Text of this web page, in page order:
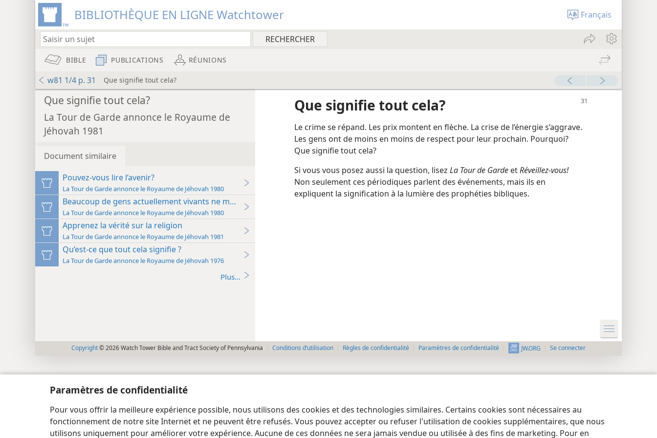
Paramètres de confidentialité
Pour vous offrir la meilleure expérience possible, nous utilisons des cookies et des technologies similaires. Certains cookies sont nécessaires au
fonctionnement de notre site Internet et ne peuvent être refusés. Vous pouvez accepter ou refuser l'utilisation de cookies supplémentaires, que nous
utilisons uniquement pour améliorer votre expérience. Aucune de ces données ne sera jamais vendue ou utilisée à des fins de marketing. Pour en
BIBLIOTHÈQUE EN LIGNE Watchtower Français
BIBLE PUBLICATIONS RÉUNIONS
w81 1/4 p. 31 Que signifie tout cela?
Que signifie tout cela?
La Tour de Garde annonce le Royaume de
Jéhovah 1981
Document similaire
Pouvez-vous lire l’avenir?
La Tour de Garde annonce le Royaume de Jéhovah 1980
Beaucoup de gens actuellement vivants ne mourront jamais
La Tour de Garde annonce le Royaume de Jéhovah 1980
Apprenez la vérité sur la religion
La Tour de Garde annonce le Royaume de Jéhovah 1981
Qu’est-ce que tout cela signifie ?
La Tour de Garde annonce le Royaume de Jéhovah 1976
Plus…
Que signifie tout cela?
Le crime se répand. Les prix montent en flèche. La crise de l’énergie s’aggrave.
Les gens ont de moins en moins de respect pour leur prochain. Pourquoi?
Que signifie tout cela?
Si vous vous posez aussi la question, lisez La Tour de Garde etRéveillez-vous!
Non seulement ces périodiques parlent des événements, mais ils en
expliquent la signification à la lumière des prophéties bibliques.
Copyright© 2026 Watch Tower Bible and Tract Society of Pennsylvania Conditions d’utilisation Règles de confidentialité Paramètres de confidentialité JW.ORG Se connecter